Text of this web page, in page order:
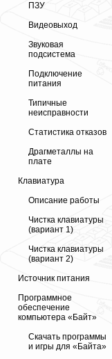
ПЗУ
Видеовыход
Звуковая
подсистема
Подключение
питания
Типичные
неисправности
Статистика отказов
Драгметаллы на
плате
Клавиатура
Описание работы
Чистка клавиатуры
(вариант 1)
Чистка клавиатуры
(вариант 2)
Источник питания
Программное
обеспечение
компьютера «Байт»
Скачать программы
и игры для «Байта»